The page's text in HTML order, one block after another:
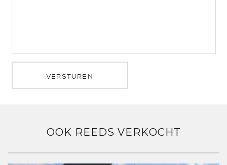
VERSTUREN
OOK REEDS VERKOCHT